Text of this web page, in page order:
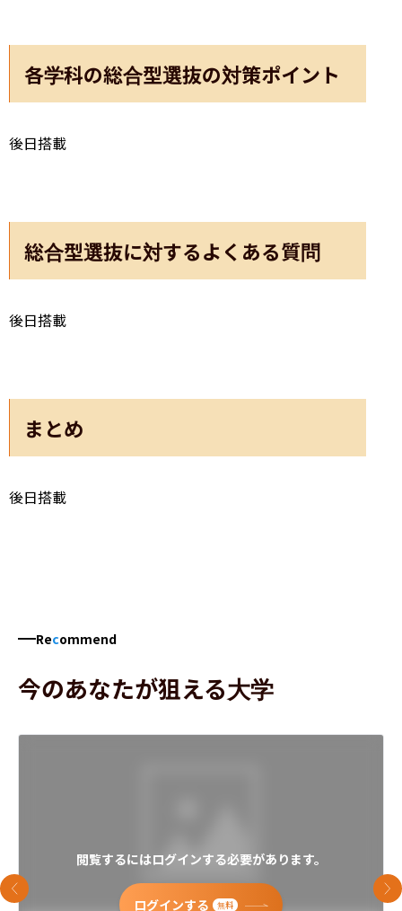
各学科の総合型選抜の対策ポイント
後日搭載
総合型選抜に対するよくある質問
後日搭載
まとめ
後日搭載
Recommend
今のあなたが狙える大学
閲覧するにはログインする必要があります。
ログインする 無料
前のスライド 次